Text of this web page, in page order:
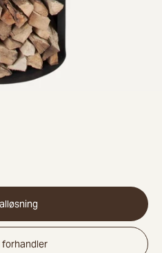
forhandler